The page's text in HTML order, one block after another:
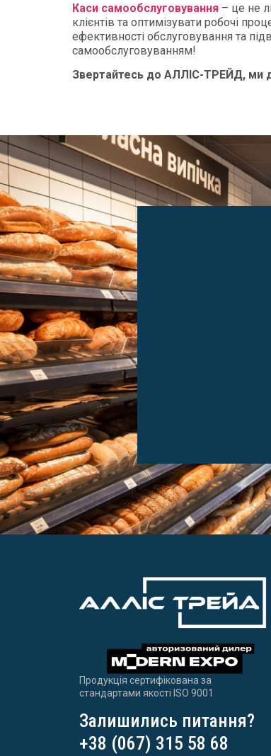
Каси самообслуговування – це не
клієнтів та оптимізувати робочі
ефективності обслуговування та
самообслуговуванням!
Звертайтесь до АЛЛІС-ТРЕЙД, ми
Продукція сертифікована за
стандартами якості ISO 9001
Залишились питання?
+38 (067) 315 58 68